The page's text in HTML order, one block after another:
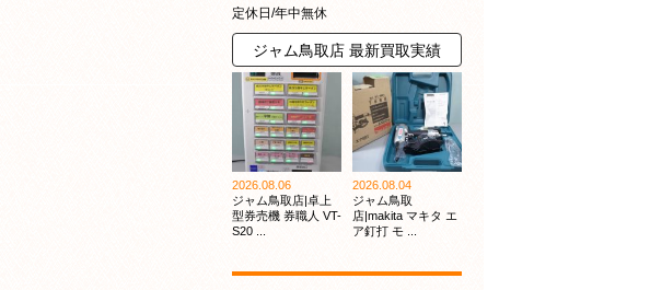
定休日/年中無休
ジャム鳥取店 最新買取実績
2026.08.06
ジャム鳥取店|卓上
型券売機 券職人 VT-
S20 ...
2026.08.04
ジャム鳥取
店|makita マキタ エ
ア釘打 モ ...